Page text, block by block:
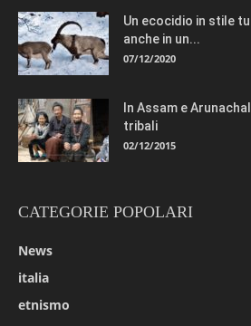
Un ecocidio in stile
anche in un...
07/12/2020
In Assam e
tribali
02/12/2015
CATEGORIE POPOLARI
News
italia
etnismo